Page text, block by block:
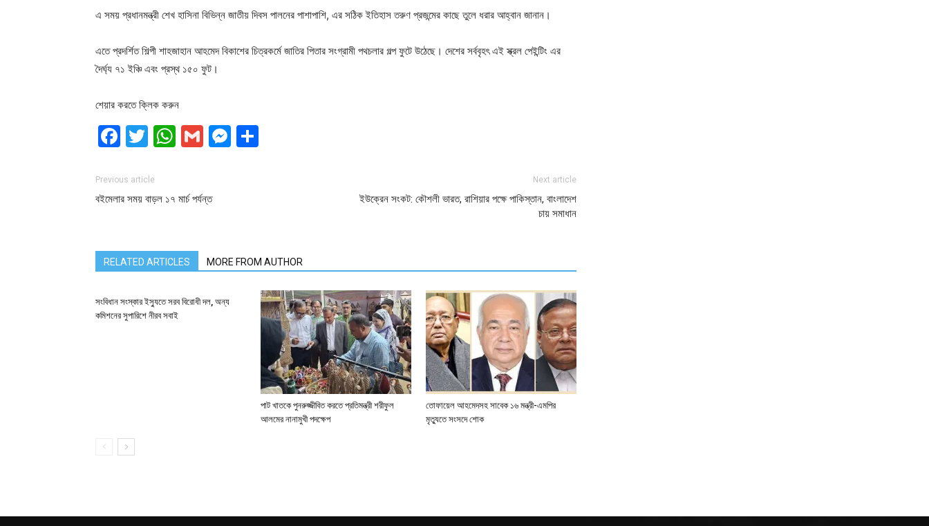
এ সময় প্রধানমন্ত্রী শেখ হাসিনা বিভিন্ন জাতীয় দিবস পালনের পাশাপাশি, এর সঠিক ইতিহাস তরুণ প্রজন্মের কাছে তুলে ধরার আহ্বান জানান।
এতে প্রদর্শিত শিল্পী শাহজাহান আহমেদ বিকাশের চিত্রকর্মে জাতির পিতার সংগ্রামী পথচলার গল্প ফুটে উঠেছে। দেশের সর্ববৃহৎ এই স্ক্রল পেইন্টিং এর
দৈর্ঘ্য ৭১ ইঞ্চি এবং প্রস্থ ১৫০ ফুট।
শেয়ার করতে ক্লিক করুন
Facebook
Twitter
WhatsApp
GmailMessenger
Previous article
বইমেলার সময় বাড়ল ১৭ মার্চ পর্যন্ত
Next article
ইউক্রেন সংকট: কৌশলী ভারত, রাশিয়ার পক্ষে পাকিস্তান, বাংলাদেশ
চায় সমাধান
RELATED ARTICLES MORE FROM AUTHOR
সংবিধান সংস্কার ইস্যুতে সরব বিরোধী দল, অন্য
কমিশনের সুপারিশে নীরব সবাই
পাট খাতকে পুনরুজ্জীবিত করতে প্রতিমন্ত্রী শরীফুল
আলমের নানামুখী পদক্ষেপ
তোফায়েল আহমেদসহ সাবেক ১৬ মন্ত্রী-এমপির
মৃত্যুতে সংসদে শোক